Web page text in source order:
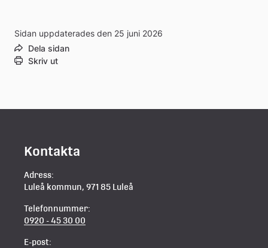
Sidan uppdaterades den 25 juni 2026
Dela sidan
Skriv ut
Kontakta
Adress:
Luleå kommun, 971 85 Luleå
Telefonnummer:
0920 - 45 30 00
E-post: